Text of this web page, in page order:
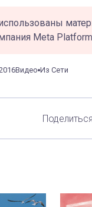
Meta
Видео Из Сети
Поделиться